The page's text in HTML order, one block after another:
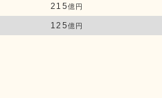
215億円
125億円